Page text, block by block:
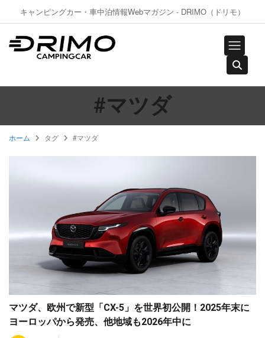
キャンピングカー・車中泊情報Webマガジン - DRIMO（ドリモ）
#マツダ
ホーム タグ #マツダ
マツダ、欧州で新型「CX-5」を世界初公開！2025年末に
ヨーロッパから発売、他地域も2026年中に